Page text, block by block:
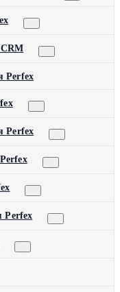
Perfex
Perfex
Perfex